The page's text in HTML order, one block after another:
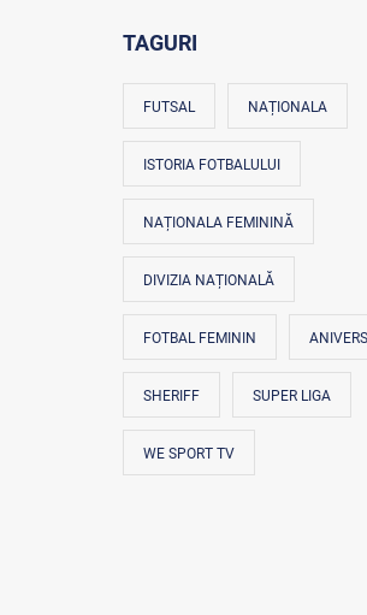
TAGURI
FUTSAL NAȚIONALA
ISTORIA FOTBALULUI
NAȚIONALA FEMININĂ
DIVIZIA NAȚIONALĂ
FOTBAL FEMININ
SHERIFF SUPER LIGA
WE SPORT TV